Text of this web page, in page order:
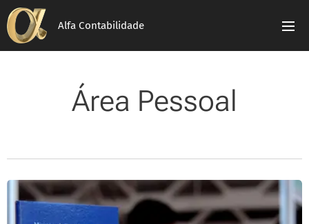
Alfa Contabilidade
Área Pessoal